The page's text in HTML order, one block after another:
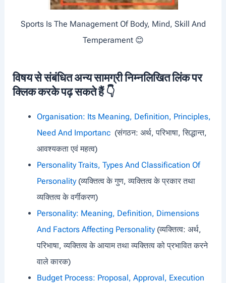
Sports Is The Management Of Body, Mind, Skill And
Temperament 😊
विषय से संबंधित अन्य सामग्री निम्नलिखित लिंक पर
क्लिक करके पढ़ सकते हैं 👇
Organisation: Its Meaning, Definition, Principles,
Need And Importanc(संगठन: अर्थ, परिभाषा, सिद्धान्त,
आवश्यकता एवं महत्व)
Personality Traits, Types And Classification Of
Personality(व्यक्तित्व के गुण, व्यक्तित्व के प्रकार तथा
व्यक्तित्व के वर्गीकरण)
Personality: Meaning, Definition, Dimensions
And Factors Affecting Personality(व्यक्तित्व: अर्थ,
परिभाषा, व्यक्तित्व के आयाम तथा व्यक्तित्व को प्रभावित करने
वाले कारक)
Budget Process: Proposal, Approval, Execution